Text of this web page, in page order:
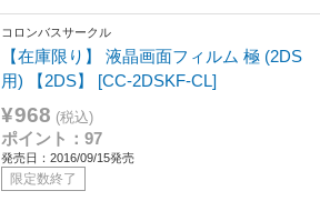
コロンバスサークル
【在庫限り】 液晶画面フィルム 極 (2DS
用) 【2DS】 [CC-2DSKF-CL]
¥968 (税込)
ポイント：97
発売日：2016/09/15発売
限定数終了